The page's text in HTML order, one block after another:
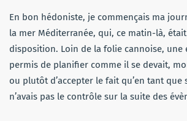
En bon hédoniste, je commençais ma
la mer Méditerranée, qui, ce matin-là,
disposition. Loin de la folie cannoise, une
permis de planifier comme il se devait,
ou plutôt d’accepter le fait qu’en tant que
n’avais pas le contrôle sur la suite des